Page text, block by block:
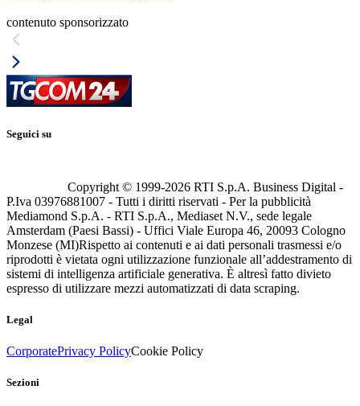
contenuto sponsorizzato
Seguici su
Copyright © 1999-2026 RTI S.p.A. Business Digital -
P.Iva 03976881007 - Tutti i diritti riservati - Per la pubblicità
Mediamond S.p.A. - RTI S.p.A., Mediaset N.V., sede legale
Amsterdam (Paesi Bassi) - Uffici Viale Europa 46, 20093 Cologno
Monzese (MI)Rispetto ai contenuti e ai dati personali trasmessi e/o
riprodotti è vietata ogni utilizzazione funzionale all’addestramento di
sistemi di intelligenza artificiale generativa. È altresì fatto divieto
espresso di utilizzare mezzi automatizzati di data scraping.
Legal
CorporatePrivacy PolicyCookie Policy
Sezioni